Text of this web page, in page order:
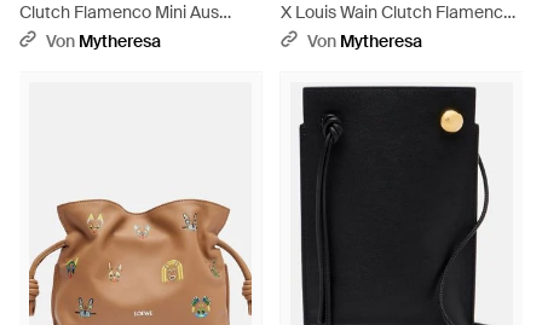
Clutch Flamenco Mini Aus
Metallic-Leder - Weiß
Von Mytheresa
X Louis Wain Clutch Flamenco
Cats Medium Aus Denim - Blau
Von Mytheresa